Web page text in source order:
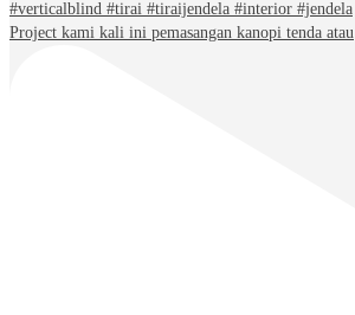
Project kami kali ini pemasangan kanopi tenda atau